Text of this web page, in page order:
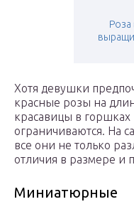
Роза
Хотя девушки
красные розы на
красавицы в
ограничиваются. На
все они не только
отличия в размере и
Миниатюрные